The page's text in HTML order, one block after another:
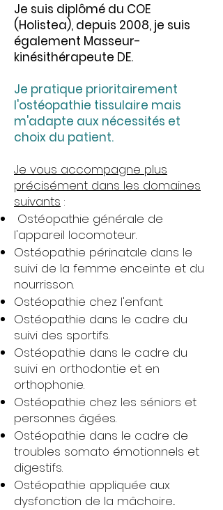
Je suis diplômé du COE
(Holistea), depuis 2008, je suis
également Masseur-
kinésithérapeute DE.
Je pratique prioritairement
l'ostéopathie tissulaire mais
m'adapte aux nécessités et
choix du patient.
Je vous accompagne plus
précisément dans les domaines
suivants :
Ostéopathie générale de
l'appareil locomoteur.
Ostéopathie périnatale dans le
suivi de la femme enceinte et du
nourrisson.
Ostéopathie chez l'enfant.
Ostéopathie dans le cadre du
suivi des sportifs.
Ostéopathie dans le cadre du
suivi en orthodontie et en
orthophonie.
Ostéopathie chez les séniors et
personnes âgées.
Ostéopathie dans le cadre de
troubles somato émotionnels et
digestifs.
Ostéopathie appliquée aux
dysfonction de la mâchoire...